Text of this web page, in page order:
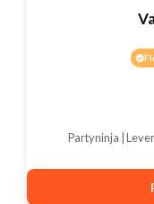
Partyninja |